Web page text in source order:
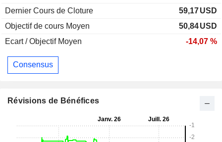
Dernier Cours de Cloture
59,17USD
Objectif de cours Moyen
50,84USD
Ecart / Objectif Moyen
-14,07 %
Consensus
Révisions de Bénéfices